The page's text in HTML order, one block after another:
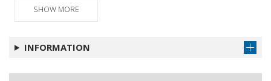
di Borbone nel Museo Nazionale a Rio de
Notiziario Get article
SHOW MORE
INFORMATION